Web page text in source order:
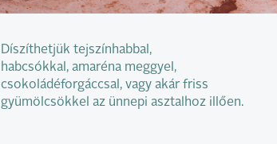
Díszíthetjük tejszínhabbal,
habcsókkal, amaréna meggyel,
csokoládéforgáccsal, vagy akár friss
gyümölcsökkel az ünnepi asztalhoz illően.